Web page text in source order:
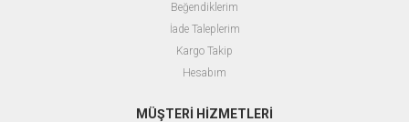
Beğendiklerim
İade Taleplerim
Kargo Takip
Hesabım
MÜŞTERİ HİZMETLERİ